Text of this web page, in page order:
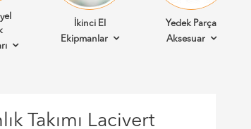
İkinci El
Ekipmanlar
Yedek Parça
Aksesuar
Takımı Lacivert